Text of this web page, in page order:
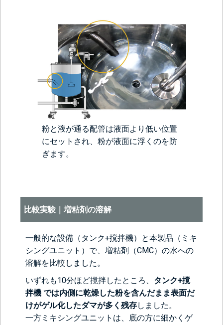
粉と液が通る配管は液面より低い位置
にセットされ、粉が液面に浮くのを防
ぎます。
比較実験｜増粘剤の溶解
一般的な設備（タンク+撹拌機）と本製品（ミキ
シングユニット）で、増粘剤（CMC）の水への
溶解を比較しました。
いずれも10分ほど撹拌したところ、 タンク+撹
拌機 では内側に乾燥した粉を含んだまま表面だ
けがゲル化したダマが多く残存しました。
一方ミキシングユニットは、底の方に細かくゲ